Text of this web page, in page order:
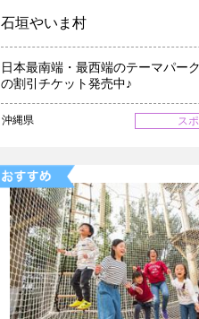
石垣やいま村
日本最南端・最西端のテーマパー
の割引チケット発売中♪
沖縄県 ス